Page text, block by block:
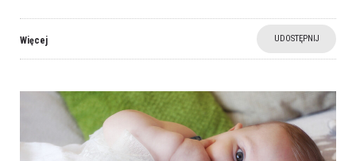
Więcej UDOSTĘPNIJ